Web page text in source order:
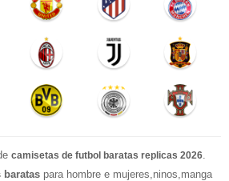
camisetas de futbol baratas replicas 2026
baratas para hombre e mujeres,ninos,manga